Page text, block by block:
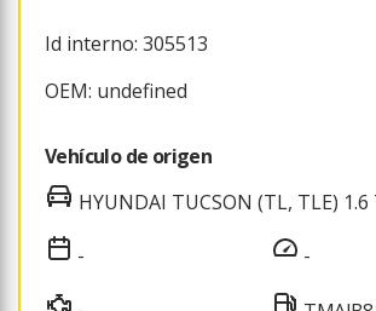
Id interno: 305513
OEM: undefined
Vehículo de origen
HYUNDAI TUCSON (TL, TLE) 1.6
-
-